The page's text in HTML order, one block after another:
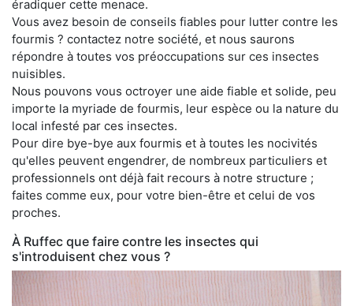
éradiquer cette menace.
Vous avez besoin de conseils fiables pour lutter contre les
fourmis ? contactez notre société, et nous saurons
répondre à toutes vos préoccupations sur ces insectes
nuisibles.
Nous pouvons vous octroyer une aide fiable et solide, peu
importe la myriade de fourmis, leur espèce ou la nature du
local infesté par ces insectes.
Pour dire bye-bye aux fourmis et à toutes les nocivités
qu'elles peuvent engendrer, de nombreux particuliers et
professionnels ont déjà fait recours à notre structure ;
faites comme eux, pour votre bien-être et celui de vos
proches.
À Ruffec que faire contre les insectes qui
s'introduisent chez vous ?